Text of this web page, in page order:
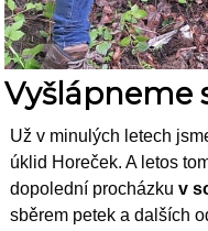
Vyšlápneme
Už v minulých letech
úklid Horeček. A letos
dopolední procházkuv
sběrem petek a dalších